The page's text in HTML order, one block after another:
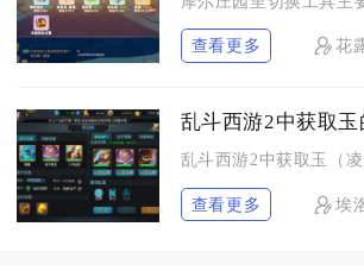
查看更多 花
乱斗西游2中获取
查看更多 埃